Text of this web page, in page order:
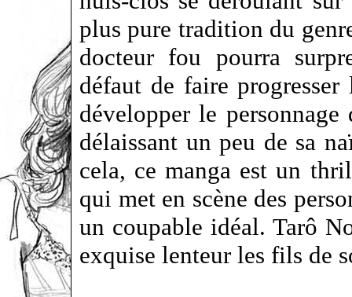
plus pure tradition du
docteur fou pourra
défaut de faire
développer le
délaissant un peu de sa
cela, ce manga est un
qui met en scène des
un coupable idéal. Tarô
exquise lenteur les fils de